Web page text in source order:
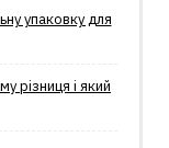
упаковку для
різниця і який